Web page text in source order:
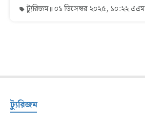
ট্যুরিজম ০১ ডিসেম্বর ২০২৫, ১০:২২ এএম
ট্যুরিজম